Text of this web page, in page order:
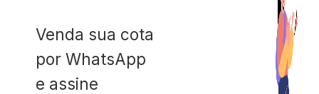
Venda sua cota
por WhatsApp
e assine